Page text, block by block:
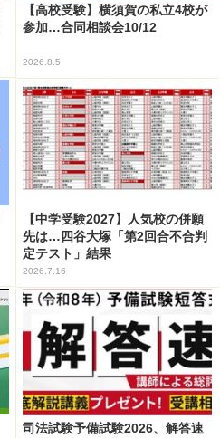
【高校受験】横須賀の私立4校が
参加…合同相談会10/12
2026.8.5
【中学受験2027】人気校の併願
先は…四谷大塚「第2回合不合判
定テスト」結果
2026.7.16
司法試験予備試験2026、解答速